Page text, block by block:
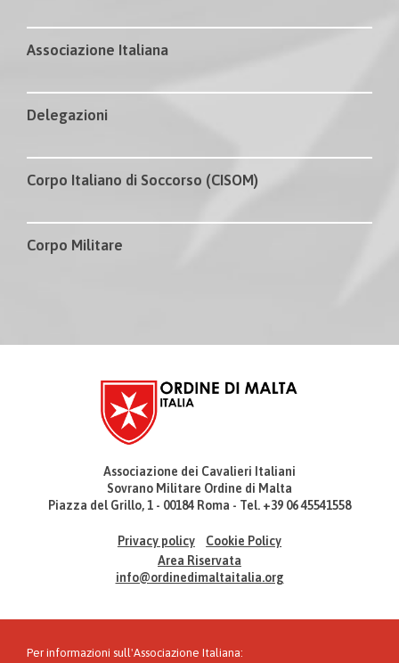
Associazione Italiana
Delegazioni
Corpo Italiano di Soccorso (CISOM)
Corpo Militare
Associazione dei Cavalieri Italiani
Sovrano Militare Ordine di Malta
Piazza del Grillo, 1 - 00184 Roma - Tel. +39 06 45541558
Privacy policy
Cookie Policy
Area Riservata
info@ordinedimaltaitalia.org
Per informazioni sull'Associazione Italiana: